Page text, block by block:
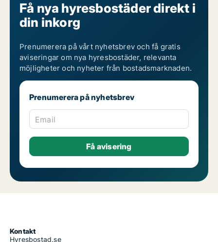
Få nya hyresbostäder direkt i
din inkorg
Prenumerera på vårt nyhetsbrev och få gratis
aviseringar om nya hyresbostäder, relevanta
möjligheter och nyheter från bostadsmarknaden.
Prenumerera på nyhetsbrev
Email
Kontakt
Hyresbostad.se